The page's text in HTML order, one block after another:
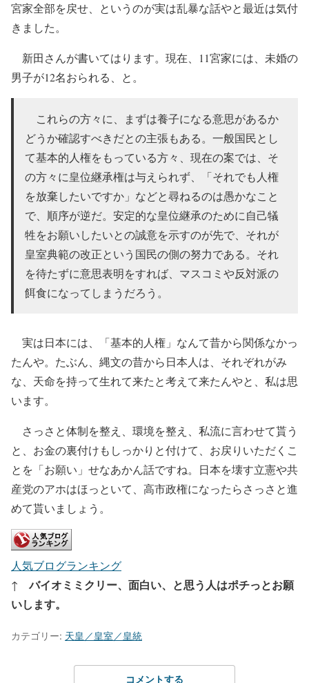
宮家全部を戻せ、というのが実は乱暴な話やと最近は気付
きました。
新田さんが書いてはります。現在、11宮家には、未婚の
男子が12名おられる、と。
これらの方々に、まずは養子になる意思があるか
どうか確認すべきだとの主張もある。一般国民とし
て基本的人権をもっている方々、現在の案では、そ
の方々に皇位継承権は与えられず、「それでも人権
を放棄したいですか」などと尋ねるのは愚かなこと
で、順序が逆だ。安定的な皇位継承のために自己犠
牲をお願いしたいとの誠意を示すのが先で、それが
皇室典範の改正という国民の側の努力である。それ
を待たずに意思表明をすれば、マスコミや反対派の
餌食になってしまうだろう。
実は日本には、「基本的人権」なんて昔から関係なかっ
たんや。たぶん、縄文の昔から日本人は、それぞれがみ
な、天命を持って生れて来たと考えて来たんやと、私は思
います。
さっさと体制を整え、環境を整え、私流に言わせて貰う
と、お金の裏付けもしっかりと付けて、お戻りいただくこ
とを「お願い」せなあかん話ですね。日本を壊す立憲や共
産党のアホはほっといて、高市政権になったらさっさと進
めて貰いましょう。
人気ブログランキング
↑バイオミミクリー、面白い、と思う人はポチっとお願
いします。
カテゴリー: 天皇／皇室／皇統
コメントする